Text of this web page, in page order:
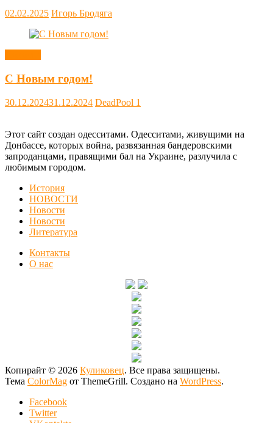
02.02.2025 Игорь Бродяга
С Новым годом!
30.12.202431.12.2024 DeadPool 1
Этот сайт создан одесситами. Одесситами, живущими на
Донбассе, которых война, развязанная бандеровскими
запроданцами, правящими бал на Украине, разлучила с
любимым городом.
История
НОВОСТИ
Новости
Новости
Литература
Контакты
О нас
Копирайт © 2026 Куликовец. Все права защищены.
Тема ColorMag от ThemeGrill. Создано на WordPress.
Facebook
Twitter